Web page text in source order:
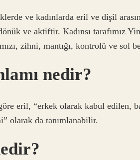
ve kadınlarda eril ve dişil
dönük ve aktiftir. Kadınsı tarafımız
zihni, mantığı, kontrolü ve sol
nedir?
eril, “erkek olarak kabul edilen,
olarak da tanımlanabilir.